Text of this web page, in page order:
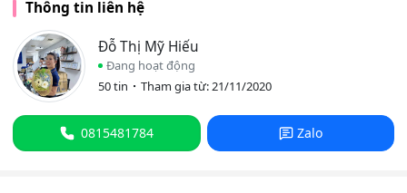
Thông tin liên hệ
Đỗ Thị Mỹ Hiếu
Đang hoạt động
50 tin
Tham gia từ: 21/11/2020
0815481784 Zalo